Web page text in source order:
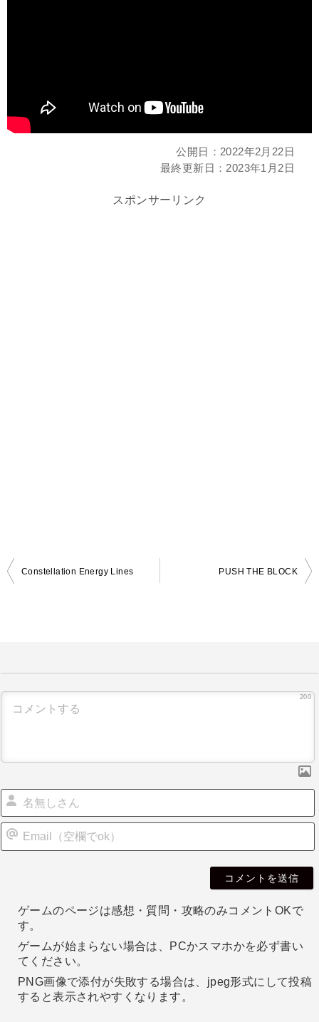
公開日： 2022年2月22日
最終更新日： 2023年1月2日
スポンサーリンク
投
ー
シ
Constellation Energy Lines PUSH THE BLOCK
200
ゲームのページは感想・質問・攻略のみコメントOKで
す。
ゲームが始まらない場合は、PCかスマホかを必ず書い
てください。
PNG画像で添付が失敗する場合は、jpeg形式にして投稿
すると表示されやすくなります。